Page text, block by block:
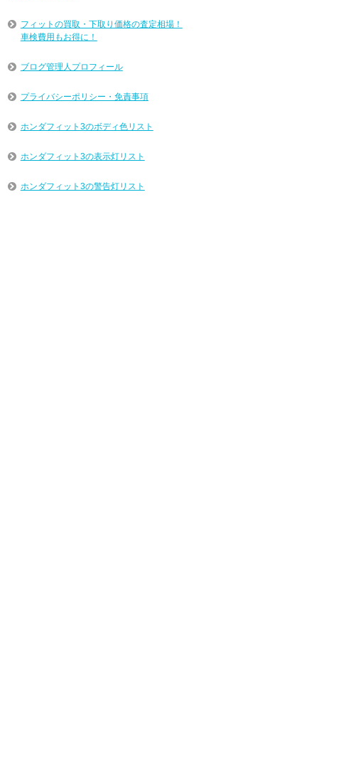
フィットの買取・下取り価格の査定相場！
車検費用もお得に！
ブログ管理人プロフィール
プライバシーポリシー・免責事項
ホンダフィット3のボディ色リスト
ホンダフィット3の表示灯リスト
ホンダフィット3の警告灯リスト